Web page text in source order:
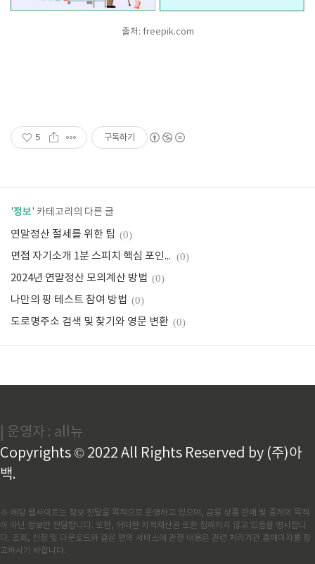
출처: freepik.com
5 구독하기
'정보' 카테고리의 다른 글
연말정산 절세를 위한 팁 (0)
면접 자기소개 1분 스피치 핵심 포인트 (0)
2024년 연말정산 모의계산 방법 (0)
나만의 핑 테스트 참여 방법 (0)
도로명주소 검색 및 찾기와 영문 변환 (0)
| 운영자 : all뉴
Copyrights © 2022 All Rights Reserved by (주)아
백.
※ 해당 웹사이트는 정보 전달을 목적으로 운영하고 있으며, 금융 상품 판매 및 중개의 목적
이 아닌 정보만 전달합니다. 또한, 어떠한 지적재산권 또한 침해하지 않고 있음을 명시합니
다. 조회, 신청 및 다운로드와 같은 편의 서비스에 관한 내용은 관련 처리기관 홈페이지를 참
고하시기 바랍니다.